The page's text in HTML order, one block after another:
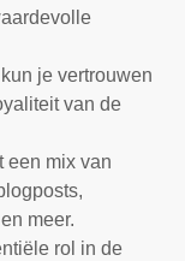
je vertrouwen
van de
een mix van
meer.
rol in de